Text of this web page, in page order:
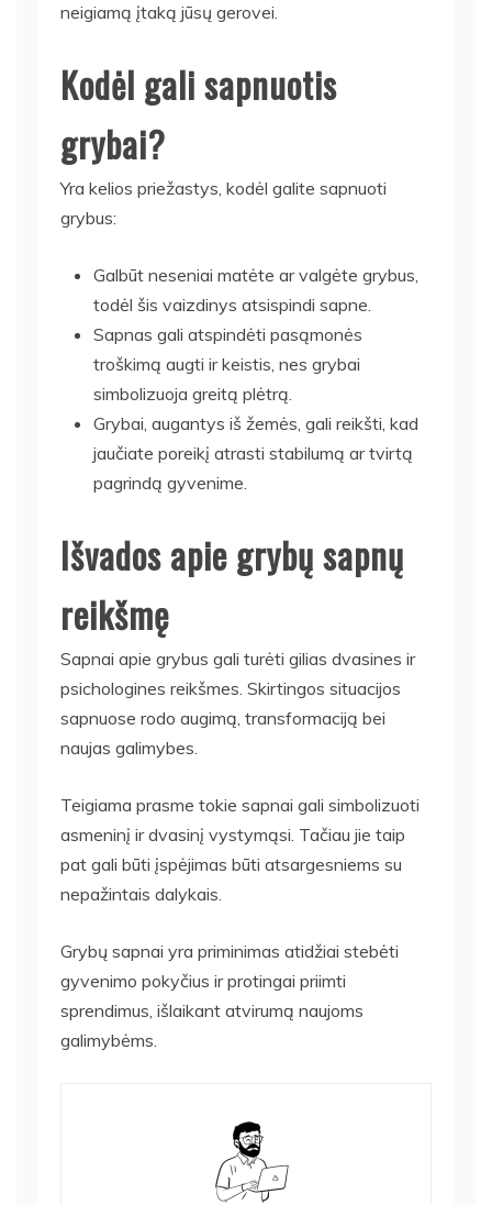
neigiamą įtaką jūsų gerovei.
Kodėl gali sapnuotis
grybai?
Yra kelios priežastys, kodėl galite sapnuoti
grybus:
Galbūt neseniai matėte ar valgėte grybus,
todėl šis vaizdinys atsispindi sapne.
Sapnas gali atspindėti pasąmonės
troškimą augti ir keistis, nes grybai
simbolizuoja greitą plėtrą.
Grybai, augantys iš žemės, gali reikšti, kad
jaučiate poreikį atrasti stabilumą ar tvirtą
pagrindą gyvenime.
Išvados apie grybų sapnų
reikšmę
Sapnai apie grybus gali turėti gilias dvasines ir
psichologines reikšmes. Skirtingos situacijos
sapnuose rodo augimą, transformaciją bei
naujas galimybes.
Teigiama prasme tokie sapnai gali simbolizuoti
asmeninį ir dvasinį vystymąsi. Tačiau jie taip
pat gali būti įspėjimas būti atsargesniems su
nepažintais dalykais.
Grybų sapnai yra priminimas atidžiai stebėti
gyvenimo pokyčius ir protingai priimti
sprendimus, išlaikant atvirumą naujoms
galimybėms.